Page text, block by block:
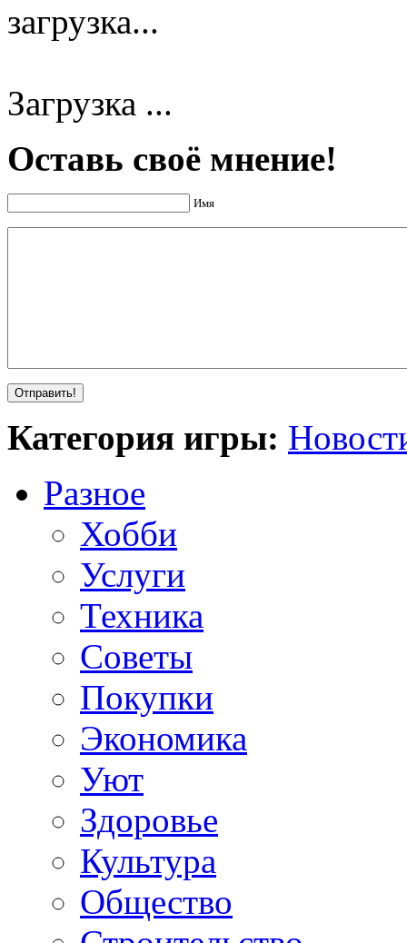
загрузка...
Загрузка ...
Оставь своё мнение!
Имя
Категория игры:
Разное
Хобби
Услуги
Техника
Советы
Покупки
Экономика
Уют
Здоровье
Культура
Общество